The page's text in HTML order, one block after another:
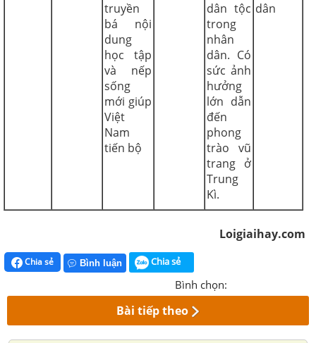
truyền
bá nội
dung
học tập
và nếp
sống
mới giúp
Việt
Nam
tiến bộ
dân tộc
trong
nhân
dân. Có
sức ảnh
hưởng
lớn dẫn
đến
phong
trào vũ
trang ở
Trung
Kì.
dân
Loigiaihay.com
Chia sẻ Bình luận Chia sẻ
Bình chọn:
Bài tiếp theo